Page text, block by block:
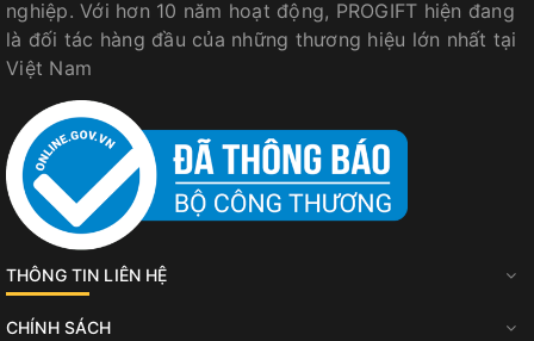
nghiệp. Với hơn 10 năm hoạt động, PROGIFT hiện đang
là đối tác hàng đầu của những thương hiệu lớn nhất tại
Việt Nam
THÔNG TIN LIÊN HỆ
CHÍNH SÁCH